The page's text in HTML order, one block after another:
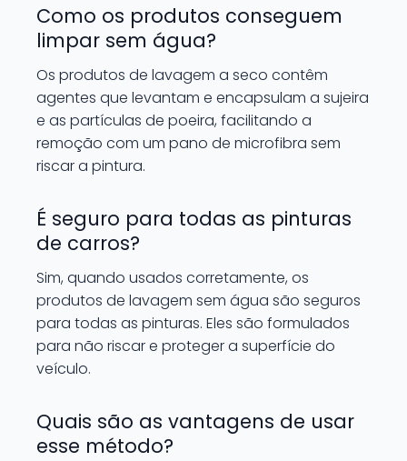
Como os produtos conseguem
limpar sem água?
Os produtos de lavagem a seco contêm
agentes que levantam e encapsulam a sujeira
e as partículas de poeira, facilitando a
remoção com um pano de microfibra sem
riscar a pintura.
É seguro para todas as pinturas
de carros?
Sim, quando usados corretamente, os
produtos de lavagem sem água são seguros
para todas as pinturas. Eles são formulados
para não riscar e proteger a superfície do
veículo.
Quais são as vantagens de usar
esse método?